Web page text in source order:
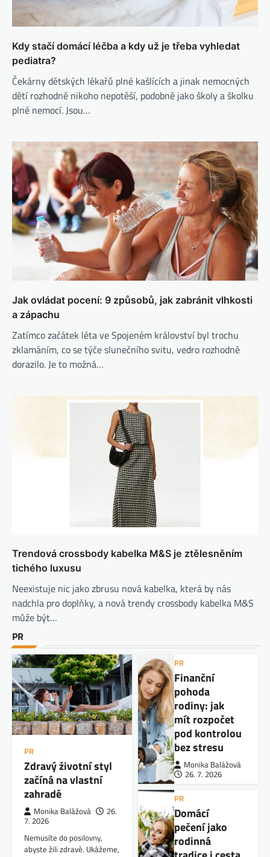
Kdy stačí domácí léčba a kdy už je třeba vyhledat
pediatra?
Čekárny dětských lékařů plné kašlících a jinak nemocných
dětí rozhodně nikoho nepotěší, podobně jako školy a školku
plné nemocí. Jsou…
Jak ovládat pocení: 9 způsobů, jak zabránit vlhkosti
a zápachu
Zatímco začátek léta ve Spojeném království byl trochu
zklamáním, co se týče slunečního svitu, vedro rozhodně
dorazilo. Je to možná…
Trendová crossbody kabelka M&S je ztělesněním
tichého luxusu
Neexistuje nic jako zbrusu nová kabelka, která by nás
nadchla pro doplňky, a nová trendy crossbody kabelka M&S
může být…
PR
PR
Zdravý životní styl
začíná na vlastní
zahradě
Monika Balážová
26.
7. 2026
Nemusíte do posilovny,
abyste žili zdravě. Ukážeme,
PR
Finanční
pohoda
rodiny: jak
mít rozpočet
pod kontrolou
bez stresu
Monika Balážová
26. 7. 2026
PR
Domácí
pečení jako
rodinná